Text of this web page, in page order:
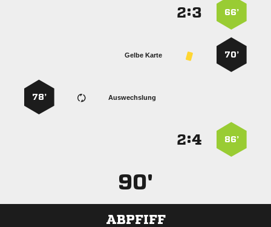
66’
:
70’
Gelbe Karte
Auswechslung
78’
86’
:
90'
ABPFIFF